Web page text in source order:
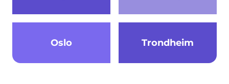
Oslo Trondheim